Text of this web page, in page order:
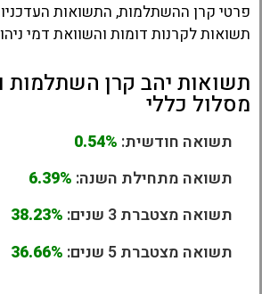
פרטי קרן ההשתלמות, התשואות
תשואות לקרנות דומות והשוואת דמי
תשואות יהב קרן השתלמות
מסלול כללי
תשואה חודשית: 0.54%
תשואה מתחילת השנה: 6.39%
תשואה מצטברת 3 שנים:
38.23%
תשואה מצטברת 5 שנים:
36.66%